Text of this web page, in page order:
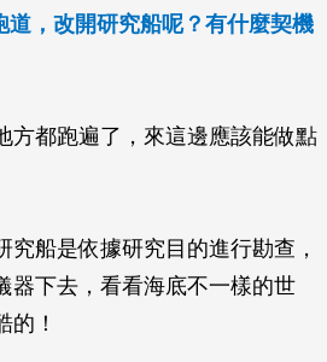
道，改開研究船呢？有什麼契機
方都跑遍了，來這邊應該能做點
究船是依據研究目的進行勘查，
器下去，看看海底不一樣的世
的！